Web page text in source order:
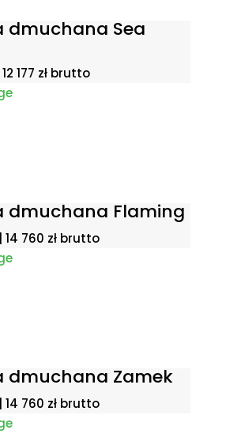
dmuchana Sea
12 177 złbrutto
dmuchana Flaming
14 760 złbrutto
dmuchana Zamek
14 760 złbrutto